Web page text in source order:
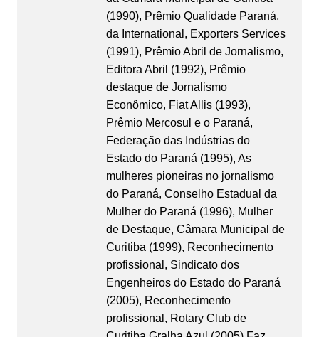
(1990), Prêmio Qualidade Paraná,
da International, Exporters Services
(1991), Prêmio Abril de Jornalismo,
Editora Abril (1992), Prêmio
destaque de Jornalismo
Econômico, Fiat Allis (1993),
Prêmio Mercosul e o Paraná,
Federação das Indústrias do
Estado do Paraná (1995), As
mulheres pioneiras no jornalismo
do Paraná, Conselho Estadual da
Mulher do Paraná (1996), Mulher
de Destaque, Câmara Municipal de
Curitiba (1999), Reconhecimento
profissional, Sindicato dos
Engenheiros do Estado do Paraná
(2005), Reconhecimento
profissional, Rotary Club de